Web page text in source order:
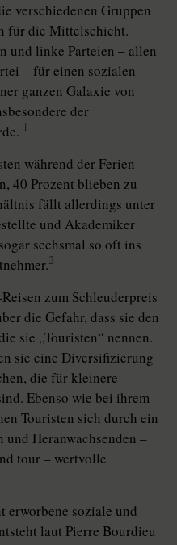
verschiedenen Gruppen
für die Mittelschicht.
und linke Parteien – allen
– für einen so­zia­len
ganzen Galaxie von
der
1
während der Ferien
40 Prozent blieben zu
fällt allerdings unter
und Akademiker
sechsmal so oft ins
2
zum Schleuderpreis
die Gefahr, dass sie den
sie „Touristen“ nennen.
sie eine Diversifizierung
die für kleinere
Ebenso wie bei ihrem
Touristen sich durch ein
Heranwachsenden –
tour – wertvolle
erworbene soziale und
laut Pierre Bourdieu